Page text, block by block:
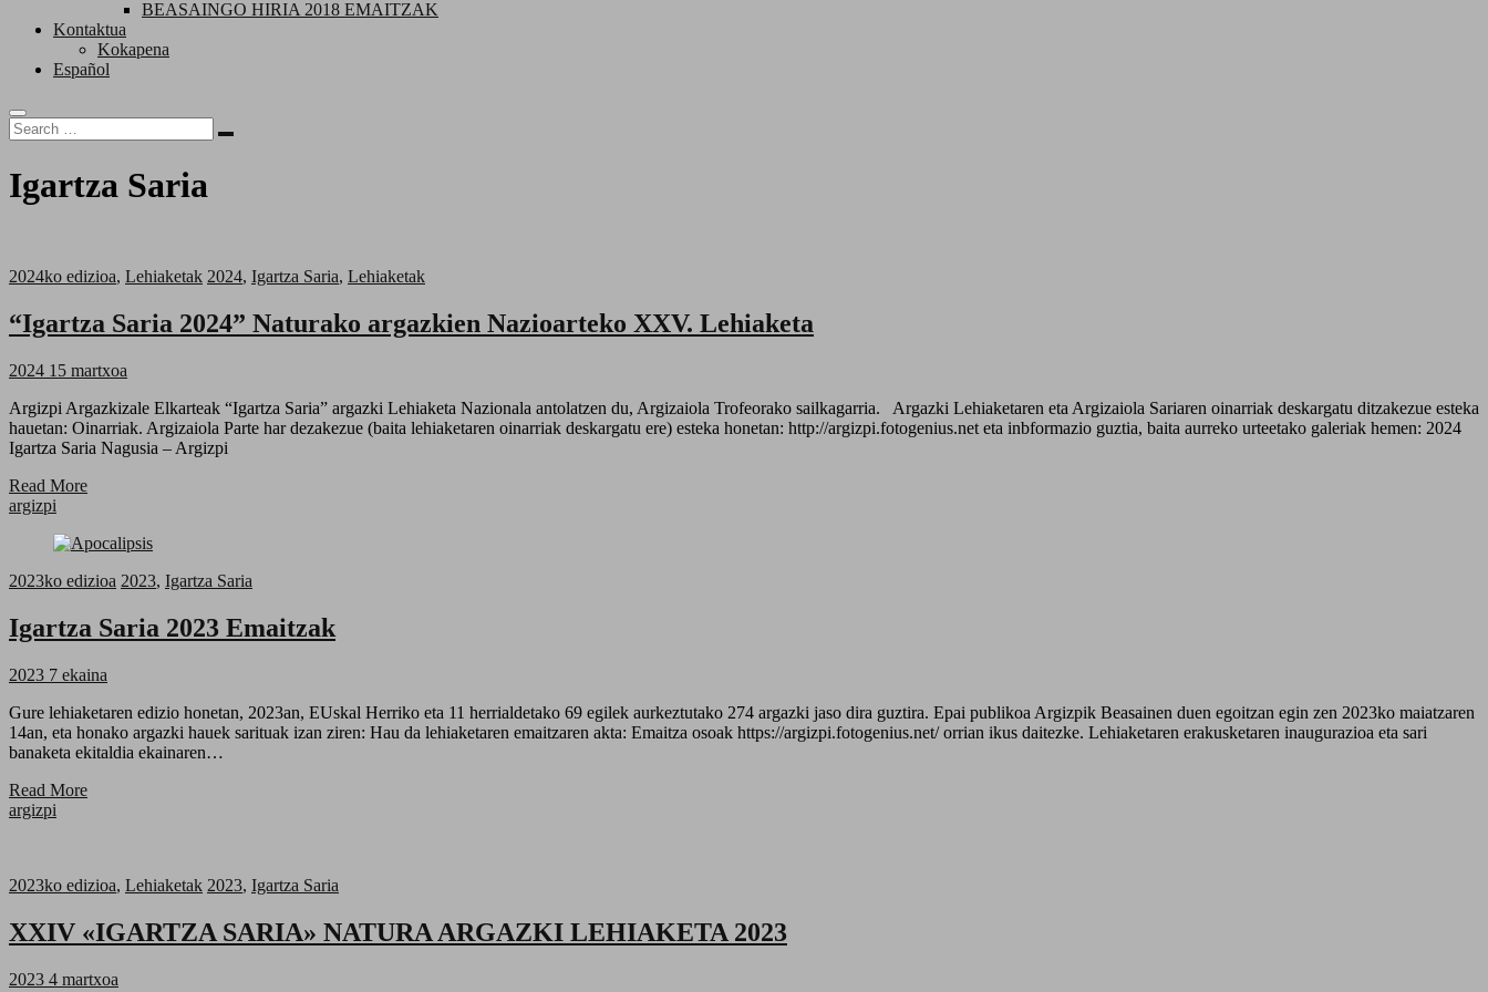
BEASAINGO HIRIA 2018 EMAITZAK
Kontaktua
Kokapena
Español
Igartza Saria
2024ko edizioa, Lehiaketak 2024, Igartza Saria, Lehiaketak
“Igartza Saria 2024” Naturako argazkien Nazioarteko XXV. Lehiaketa
2024 15 martxoa
Argizpi Argazkizale Elkarteak “Igartza Saria” argazki Lehiaketa Nazionala antolatzen du, Argizaiola Trofeorako sailkagarria. Argazki Lehiaketaren eta Argizaiola Sariaren oinarriak deskargatu ditzakezue esteka
hauetan: Oinarriak. Argizaiola Parte har dezakezue (baita lehiaketaren oinarriak deskargatu ere) esteka honetan: http://argizpi.fotogenius.net eta inbformazio guztia, baita aurreko urteetako galeriak hemen: 2024
Igartza Saria Nagusia – Argizpi
Read More
argizpi
2023ko edizioa 2023, Igartza Saria
Igartza Saria 2023 Emaitzak
2023 7 ekaina
Gure lehiaketaren edizio honetan, 2023an, EUskal Herriko eta 11 herrialdetako 69 egilek aurkeztutako 274 argazki jaso dira guztira. Epai publikoa Argizpik Beasainen duen egoitzan egin zen 2023ko maiatzaren
14an, eta honako argazki hauek sarituak izan ziren: Hau da lehiaketaren emaitzaren akta: Emaitza osoak https://argizpi.fotogenius.net/ orrian ikus daitezke. Lehiaketaren erakusketaren inaugurazioa eta sari
banaketa ekitaldia ekainaren…
Read More
argizpi
2023ko edizioa, Lehiaketak 2023, Igartza Saria
XXIV «IGARTZA SARIA» NATURA ARGAZKI LEHIAKETA 2023
2023 4 martxoa